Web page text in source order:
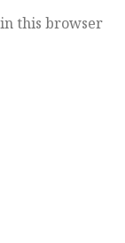
this browser